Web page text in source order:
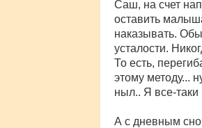
Саш, на счет
оставить
наказывать.
усталости.
То есть,
этому методу...
ныл.. Я все-
А с дневным